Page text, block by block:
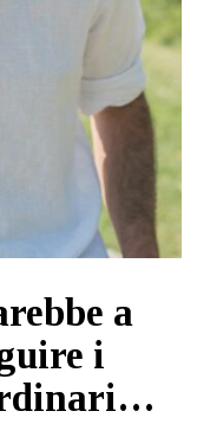
a
i